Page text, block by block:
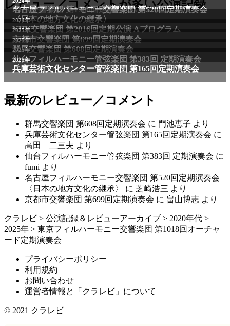
レビュー／コメントが多い公演記録
NHK交響楽団 第1706回定期公演Aプログラム
名古屋フィルハーモニー交響楽団 第520回定期演奏会
〈日本の地方文化の継承〉
2024年
NHK交響楽団 第2016回定期公演 Aプログラム
2025年
京都市交響楽団 第699回定期演奏会
2025年
群馬交響楽団 第608回定期演奏会
2025年
仙台フィルハーモニー管弦楽団 第383回 定期演奏会
2025年
兵庫芸術文化センター管弦楽団 第165回定期演奏会
最新のレビュー／コメント
群馬交響楽団 第608回定期演奏会 に 門池恵子 より
兵庫芸術文化センター管弦楽団 第165回定期演奏会 に
高田 二三夫 より
仙台フィルハーモニー管弦楽団 第383回 定期演奏会 に
fumi より
名古屋フィルハーモニー交響楽団 第520回定期演奏会
〈日本の地方文化の継承〉
に 芝崎浩三 より
京都市交響楽団 第699回定期演奏会 に 畠山博志 より
クラレビ > 公演記録＆レビューアーカイブ > 2020年代 >
2025年 > 東京フィルハーモニー交響楽団 第1018回オーチャ
ード定期演奏会
プライバシーポリシー
利用規約
お問い合わせ
運営者情報と「クラレビ」について
© 2021 クラレビ